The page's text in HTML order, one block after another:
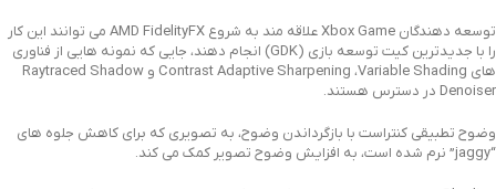
توسعه دهندگان Xbox Game علاقه مند به شروع AMD FidelityFX می توانند این کار
را با جدیدترین کیت توسعه بازی (GDK) انجام دهند، جایی که نمونه هایی از فناوری
های Contrast Adaptive Sharpening ،Variable Shading و Raytraced Shadow
Denoiser در دسترس هستند.
وضوح تطبیقی کنتراست با بازگرداندن وضوح، به تصویری که برای کاهش جلوه های
“jaggy” نرم شده است، به افزایش وضوح تصویر کمک می کند.